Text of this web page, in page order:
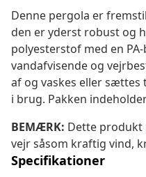
Denne pergola er
den er yderst robust og
polyesterstof med en
vandafvisende og
af og vaskes eller sættes
i brug. Pakken
BEMÆRK: Dette produkt
vejr såsom kraftig vind,
Specifikationer